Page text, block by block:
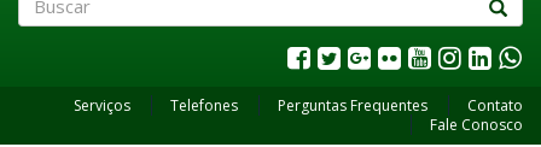
Serviços Telefones Perguntas Frequentes
Contato
Fale Conosco